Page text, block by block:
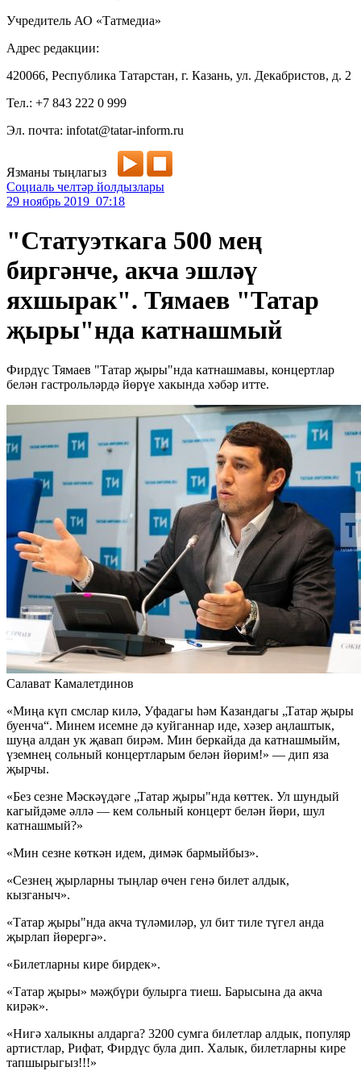
Учредитель АО «Татмедиа»
Адрес редакции:
420066, Республика Татарстан, г. Казань, ул. Декабристов, д. 2
Тел.: +7 843 222 0 999
Эл. почта: infotat@tatar-inform.ru
Язманы тыңлагыз
Социаль челтәр йолдызлары
29 ноябрь 2019 07:18
"Статуэткага 500 мең
биргәнче, акча эшләү
яхшырак". Тямаев "Татар
җыры"нда катнашмый
Фирдүс Тямаев "Татар җыры"нда катнашмавы, концертлар
белән гастрольләрдә йөрүе хакында хәбәр итте.
Салават Камалетдинов
«Миңа күп смслар килә, Уфадагы һәм Казандагы „Татар җыры
буенча“. Минем исемне дә куйганнар иде, хәзер аңлаштык,
шуңа алдан ук җавап бирәм. Мин беркайда да катнашмыйм,
үземнең сольный концертларым белән йөрим!» — дип яза
җырчы.
«Без сезне Мәскәүдәге „Татар җыры"нда көттек. Ул шундый
кагыйдәме әллә — кем сольный концерт белән йөри, шул
катнашмый?»
«Мин сезне көткән идем, димәк бармыйбыз».
«Сезнең җырларны тыңлар өчен генә билет алдык,
кызганыч».
«Татар җыры"нда акча түләмиләр, ул бит тиле түгел анда
җырлап йөрергә».
«Билетларны кире бирдек».
«Татар җыры» мәҗбүри булырга тиеш. Барысына да акча
кирәк».
«Нигә халыкны алдарга? 3200 сумга билетлар алдык, популяр
артистлар, Рифат, Фирдүс була дип. Халык, билетларны кире
тапшырыгыз!!!»